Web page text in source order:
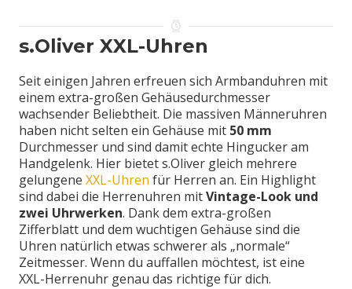
s.Oliver XXL-Uhren
Seit einigen Jahren erfreuen sich Armbanduhren mit
einem extra-großen Gehäusedurchmesser
wachsender Beliebtheit. Die massiven Männeruhren
haben nicht selten ein Gehäuse mit 50 mm
Durchmesser und sind damit echte Hingucker am
Handgelenk. Hier bietet s.Oliver gleich mehrere
gelungene XXL-Uhren für Herren an. Ein Highlight
sind dabei die Herrenuhren mitVintage-Look und
zwei Uhrwerken. Dank dem extra-großen
Zifferblatt und dem wuchtigen Gehäuse sind die
Uhren natürlich etwas schwerer als „normale“
Zeitmesser. Wenn du auffallen möchtest, ist eine
XXL-Herrenuhr genau das richtige für dich.